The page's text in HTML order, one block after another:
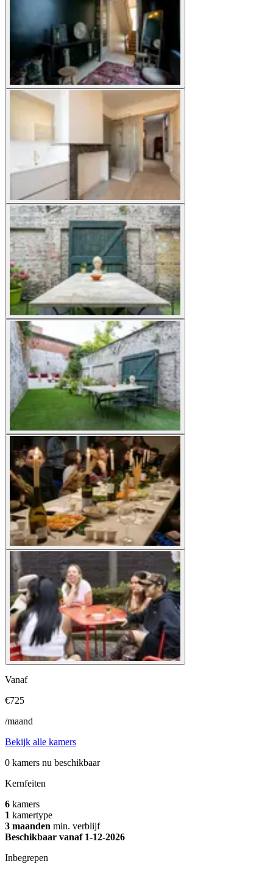
Vanaf
€725
/maand
Bekijk alle kamers
0 kamers nu beschikbaar
Kernfeiten
6 kamers
1 kamertype
3 maanden min. verblijf
Beschikbaar vanaf 1-12-2026
Inbegrepen